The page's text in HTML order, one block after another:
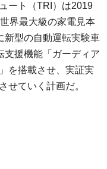
ート（TRI）は2019
界最大級の家電見本
新型の自動運転実験車
支援機能「ガーディア
を搭載させ、実証実
せていく計画だ。